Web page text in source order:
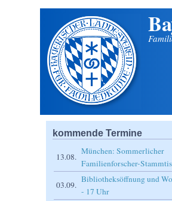
kommende Termine
13.08.
München: Sommerlicher
Familienforscher-
03.09.
Bibliotheksöffnung und
- 17 Uhr